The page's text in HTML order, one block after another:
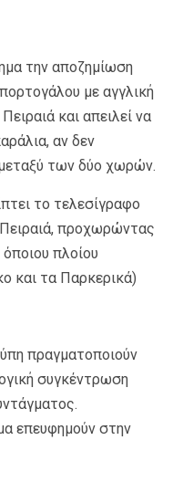
την αποζημίωση
με αγγλική
και απειλεί να
αν δεν
των δύο χωρών.
το τελεσίγραφο
Πειραιά, προχωρώντας
πλοίου
και τα Παρκερικά)
πραγματοποιούν
συγκέντρωση
επευφημούν στην